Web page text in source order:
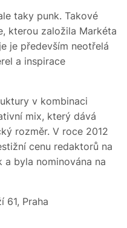
taky punk. Takové
kterou založila Markéta
je především neotřelá
a inspirace
v kombinaci
mix, který dává
rozměr. V roce 2012
cenu redaktorů na
byla nominována na
61, Praha